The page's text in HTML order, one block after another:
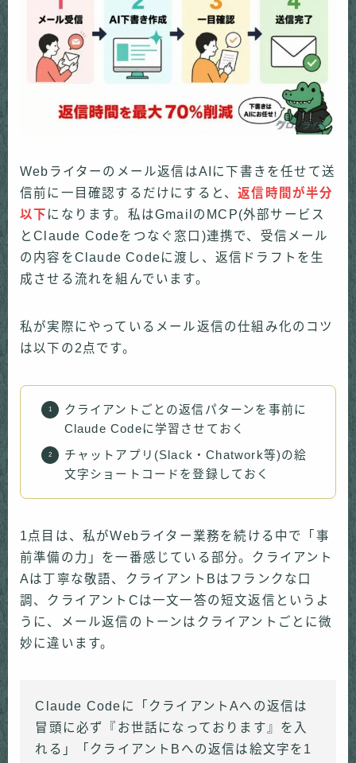
Webライターのメール返信はAIに下書きを任せて送
信前に一目確認するだけにすると、返信時間が半分
以下 になります。私はGmailのMCP(外部サービス
とClaude Codeをつなぐ窓口)連携で、受信メール
の内容をClaude Codeに渡し、返信ドラフトを生
成させる流れを組んでいます。
私が実際にやっているメール返信の仕組み化のコツ
は以下の2点です。
クライアントごとの返信パターンを事前に
Claude Codeに学習させておく
チャットアプリ(Slack・Chatwork等)の絵
文字ショートコードを登録しておく
1点目は、私がWebライター業務を続ける中で「事
前準備の力」を一番感じている部分。クライアント
Aは丁寧な敬語、クライアントBはフランクな口
調、クライアントCは一文一答の短文返信というよ
うに、メール返信のトーンはクライアントごとに微
妙に違います。
Claude Codeに「クライアントAへの返信は
冒頭に必ず『お世話になっております』を入
れる」「クライアントBへの返信は絵文字を1